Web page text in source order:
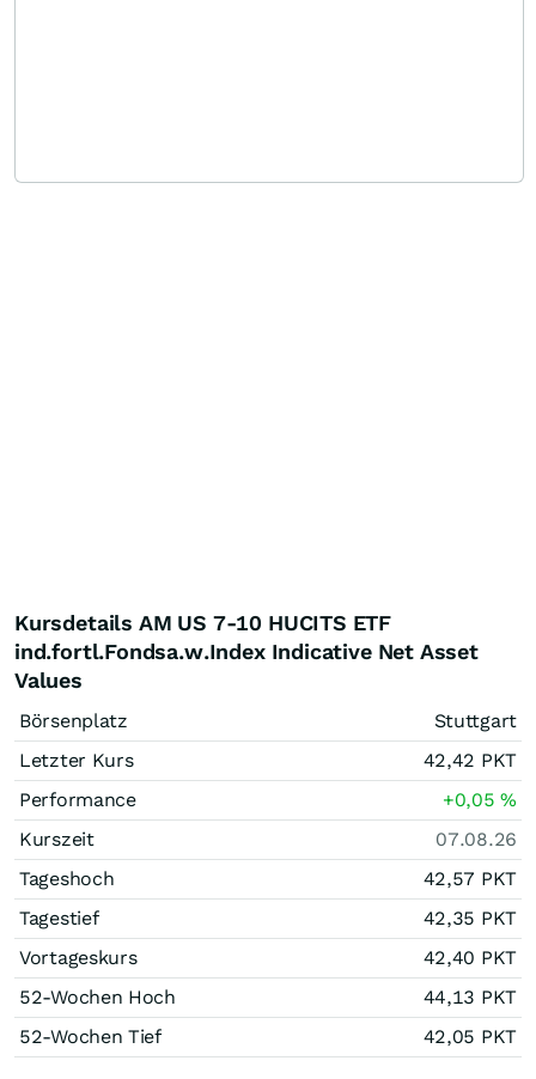
Kursdetails AM US 7-10 HUCITS ETF
ind.fortl.Fondsa.w.Index Indicative Net Asset
Values
Börsenplatz
Stuttgart
Letzter Kurs
42,42 PKT
Performance
+0,05%
Kurszeit
07.08.26
Tageshoch
42,57 PKT
Tagestief
42,35 PKT
Vortageskurs
42,40 PKT
52-Wochen Hoch
44,13 PKT
52-Wochen Tief
42,05 PKT